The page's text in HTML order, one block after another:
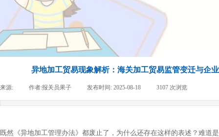
异地加工贸易现象解析：海关加工贸易监管变迁与企
来源: 作者:报关员果子 发布时间: 2025-08-18 3107 次浏览
既然《异地加工管理办法》都废止了，为什么还存在这样的表述？难道